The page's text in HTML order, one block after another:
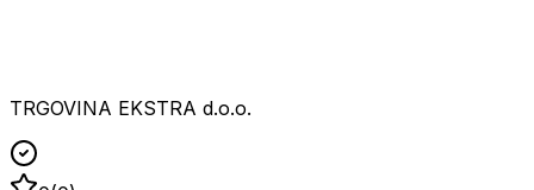
TRGOVINA EKSTRA d.o.o.